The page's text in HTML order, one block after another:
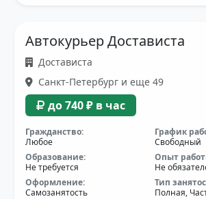
Автокурьер Достависта
Достависта
Санкт-Петербург и еще 49
до 740 ₽ в час
Гражданство:
Любое
График
Свободный
Образование:
Не требуется
Опыт
Не
Оформление:
Самозанятость
Тип
Полная,